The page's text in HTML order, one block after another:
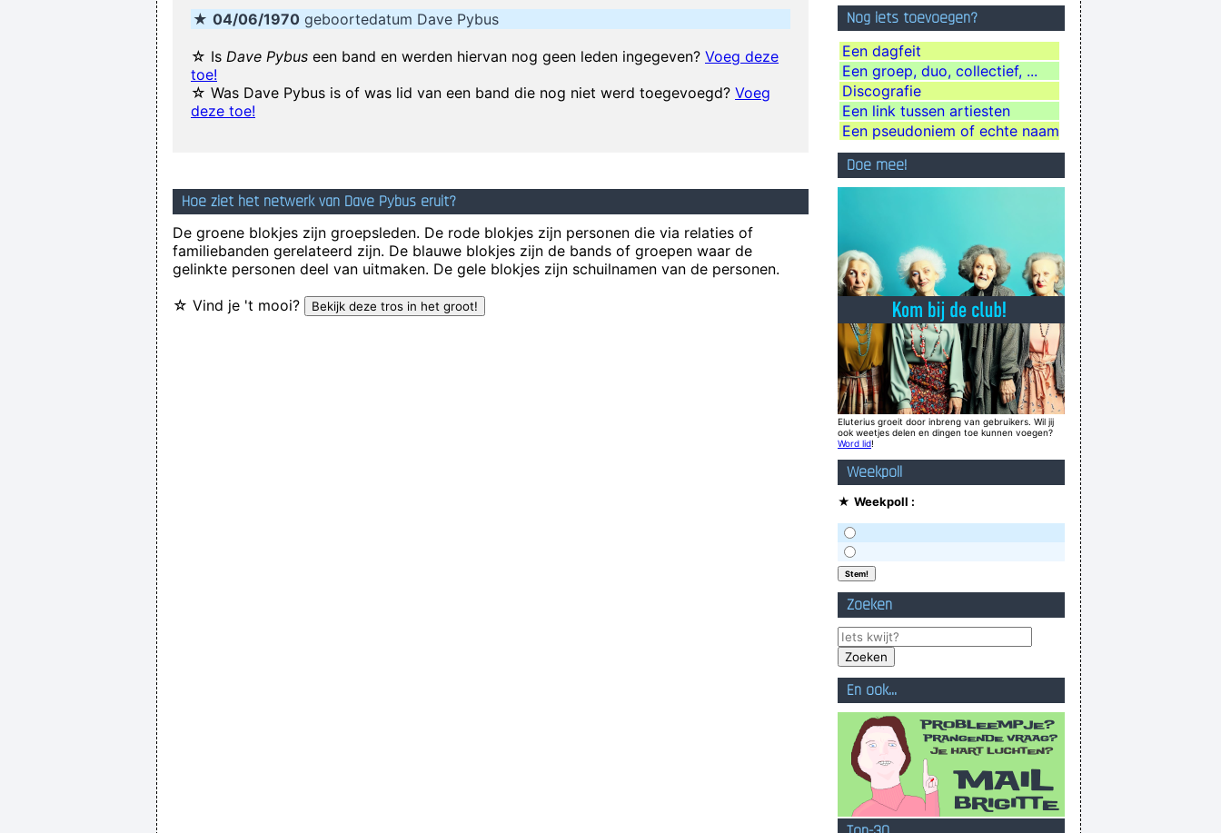
Excuse me while I kiss the sky
We're not arrogant, we just think we're the best band in the world~ Noel Gallagher
Ask Yourself: Have You Been Kind Today? Make Kindness Your Daily Modus Operandi And Change Your World~ Annie Lennox
What the fuck do you think you´ re doing?~ Madonna
Of course, I want to sell this record - there's no point making it otherwise ~ George Michael
They're Coming To A Rock And Roll Concert And Watching Television That Says It All~ Larry Mullen
We are bigger than Jesus~ John Lennon
... Just as Jesus created wine from water, we humans are capable on transmuting emotion into music..
★ 04/06/1970 geboortedatum Dave Pybus
☆ Is Dave Pybus een band en werden hiervan nog geen leden ingegeven? Voeg deze
toe!
☆ Was Dave Pybus is of was lid van een band die nog niet werd toegevoegd? Voeg
deze toe!
Hoe ziet het netwerk van Dave Pybus eruit?
De groene blokjes zijn groepsleden. De rode blokjes zijn personen die via relaties of
familiebanden gerelateerd zijn. De blauwe blokjes zijn de bands of groepen waar de
gelinkte personen deel van uitmaken. De gele blokjes zijn schuilnamen van de personen.
☆ Vind je 't mooi?
Nog iets toevoegen?
Een dagfeit
Een groep, duo, collectief, ...
Discografie
Een link tussen artiesten
Een pseudoniem of echte naam
Doe mee!
Eluterius groeit door inbreng van gebruikers. Wil jij
ook weetjes delen en dingen toe kunnen voegen?
Word lid!
Weekpoll
★ Weekpoll :
Zoeken
En ook...